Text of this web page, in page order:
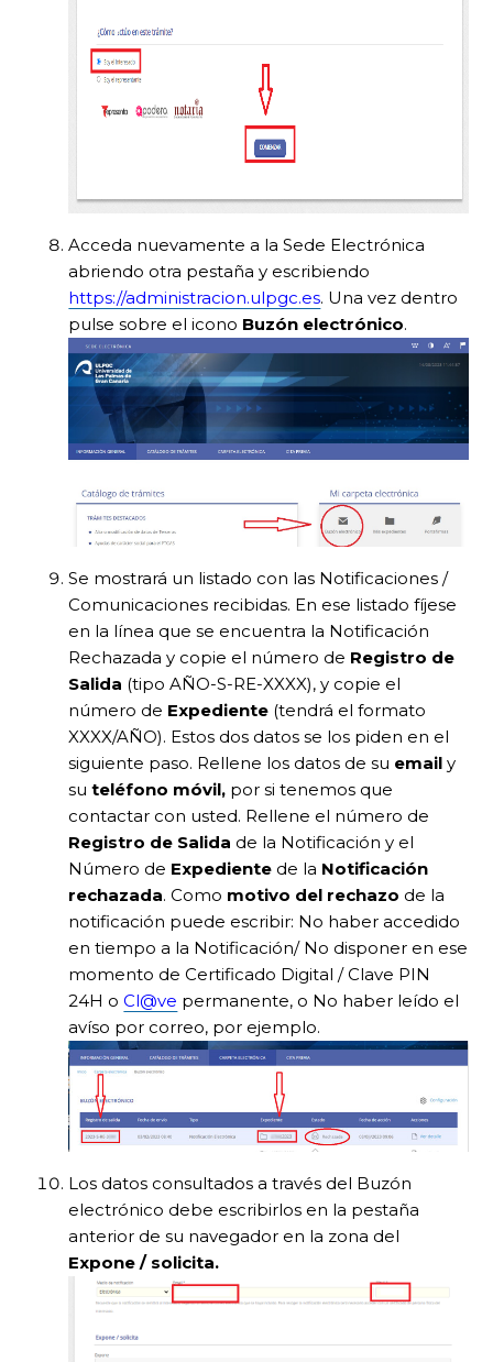
Acceda nuevamente a la Sede Electrónica
abriendo otra pestaña y escribiendo
https://administracion.ulpgc.es. Una vez dentro
pulse sobre el icono Buzón electrónico.
Se mostrará un listado con las Notificaciones /
Comunicaciones recibidas. En ese listado fíjese
en la línea que se encuentra la Notificación
Rechazada y copie el número de Registro de
Salida (tipo AÑO-S-RE-XXXX), y copie el
número de Expediente (tendrá el formato
XXXX/AÑO). Estos dos datos se los piden en el
siguiente paso. Rellene los datos de su email y
su teléfono móvil, por si tenemos que
contactar con usted. Rellene el número de
Registro de Salida de la Notificación y el
Número de Expediente de la Notificación
rechazada. Como motivo del rechazo de la
notificación puede escribir: No haber accedido
en tiempo a la Notificación/ No disponer en ese
momento de Certificado Digital / Clave PIN
24H oCl@ve permanente, o No haber leído el
avíso por correo, por ejemplo.
Los datos consultados a través del Buzón
electrónico debe escribirlos en la pestaña
anterior de su navegador en la zona del
Expone / solicita.